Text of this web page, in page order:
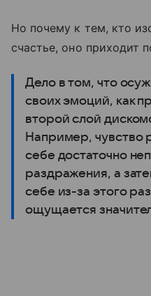
Но почему к тем, кто
счастье, оно приходит
Дело в том, что
своих эмоций, как
второй слой
Например, чувство
себе достаточно
раздражения, а
себе из-за этого
ощущается